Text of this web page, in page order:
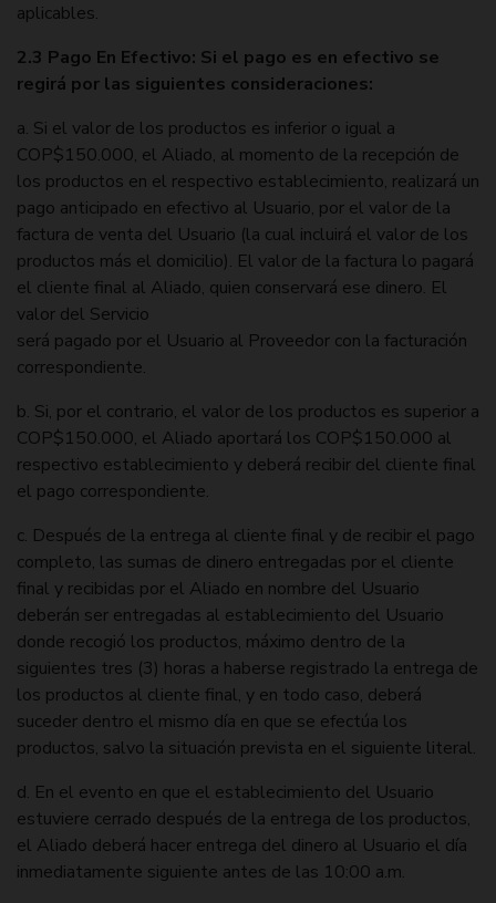
aplicables.
2.3 Pago En Efectivo: Si el pago es en efectivo se
regirá por las siguientes consideraciones:
a. Si el valor de los productos es inferior o igual a
COP$150.000, el Aliado, al momento de la recepción de
los productos en el respectivo establecimiento, realizará un
pago anticipado en efectivo al Usuario, por el valor de la
factura de venta del Usuario (la cual incluirá el valor de los
productos más el domicilio). El valor de la factura lo pagará
el cliente final al Aliado, quien conservará ese dinero. El
valor del Servicio
será pagado por el Usuario al Proveedor con la facturación
correspondiente.
b. Si, por el contrario, el valor de los productos es superior a
COP$150.000, el Aliado aportará los COP$150.000 al
respectivo establecimiento y deberá recibir del cliente final
el pago correspondiente.
c. Después de la entrega al cliente final y de recibir el pago
completo, las sumas de dinero entregadas por el cliente
final y recibidas por el Aliado en nombre del Usuario
deberán ser entregadas al establecimiento del Usuario
donde recogió los productos, máximo dentro de la
siguientes tres (3) horas a haberse registrado la entrega de
los productos al cliente final, y en todo caso, deberá
suceder dentro el mismo día en que se efectúa los
productos, salvo la situación prevista en el siguiente literal.
d. En el evento en que el establecimiento del Usuario
estuviere cerrado después de la entrega de los productos,
el Aliado deberá hacer entrega del dinero al Usuario el día
inmediatamente siguiente antes de las 10:00 a.m.